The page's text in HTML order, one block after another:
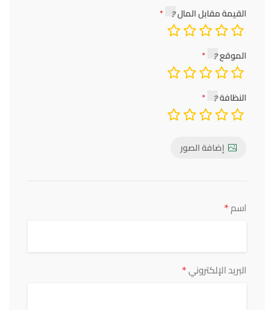
القيمة مقابل المال
الموقع
النظافة
إضافة الصور
اسم*
البريد الإلكتروني*